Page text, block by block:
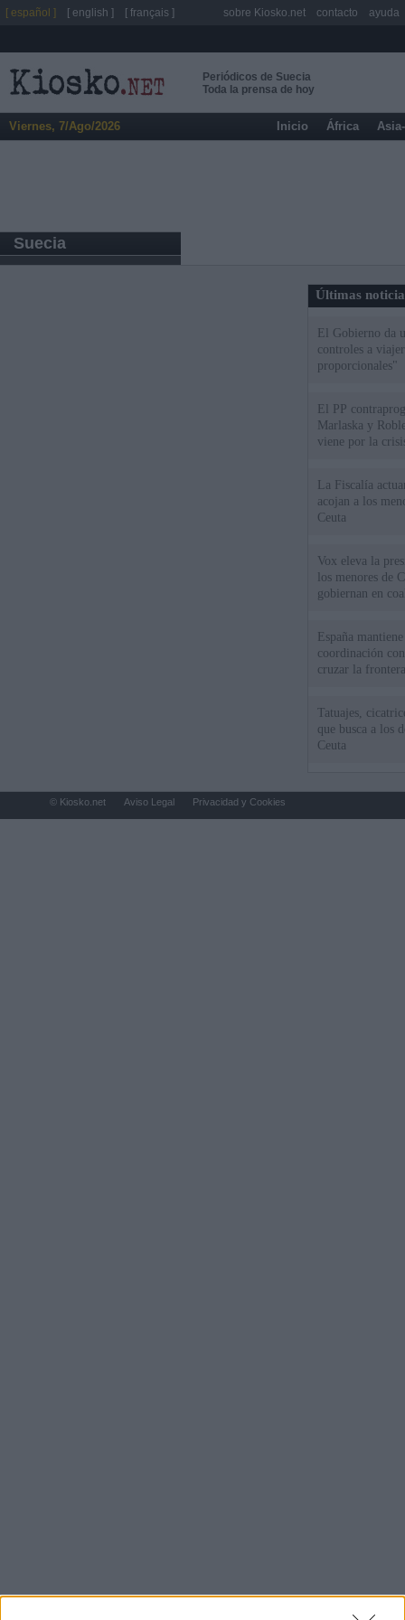
Periódicos de Suecia
Toda la prensa de hoy
Viernes, 7/Ago/2026 Inicio África
Suecia
Últimas
El Gobierno da
controles a
proporcionales"
El PP
Marlaska y
viene por la
La Fiscalía
acojan a los
Ceuta
Vox eleva la
los menores de
gobiernan en
España
coordinación
cruzar la
Tatuajes,
que busca a los
Ceuta
[ español ] [ english ] [ français ] sobre Kiosko.net contacto ayuda
© Kiosko.net Aviso Legal Privacidad y Cookies